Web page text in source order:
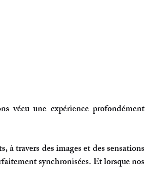
vécu une expérience profondément
à travers des images et des sensations
synchronisées. Et lorsque nos